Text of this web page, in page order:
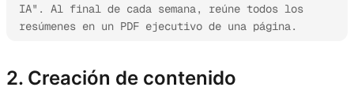
IA". Al final de cada semana, reúne todos los
resúmenes en un PDF ejecutivo de una página.
2. Creación de contenido